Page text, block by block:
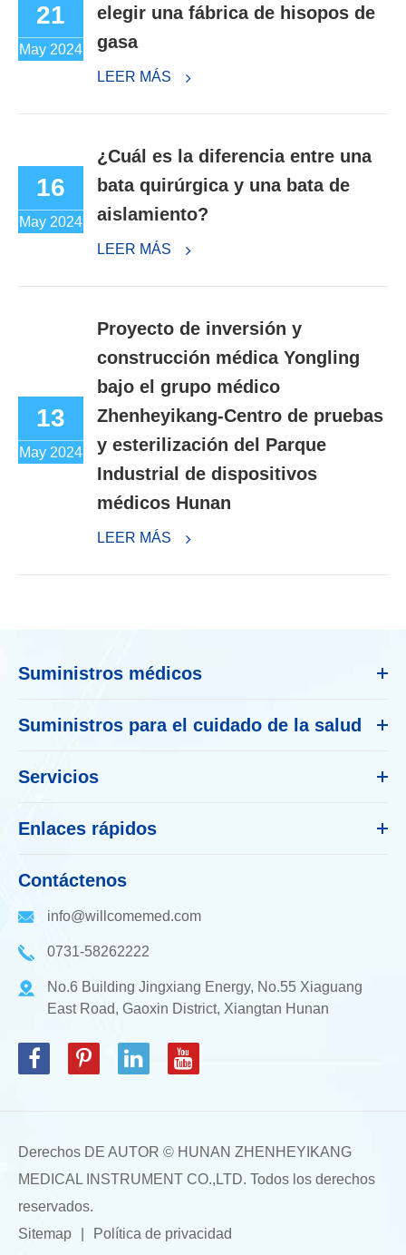
21
May 2024
elegir una fábrica de hisopos de
gasa
LEER MÁS
16
May 2024
¿Cuál es la diferencia entre una
bata quirúrgica y una bata de
aislamiento?
LEER MÁS
13
May 2024
Proyecto de inversión y
construcción médica Yongling
bajo el grupo médico
Zhenheyikang-Centro de pruebas
y esterilización del Parque
Industrial de dispositivos
médicos Hunan
LEER MÁS
Suministros médicos
Suministros para el cuidado de la salud
Servicios
Enlaces rápidos
Contáctenos
info@willcomemed.com
0731-58262222
No.6 Building Jingxiang Energy, No.55 Xiaguang
East Road, Gaoxin District, Xiangtan Hunan
Derechos DE AUTOR © HUNAN ZHENHEYIKANG
MEDICAL INSTRUMENT CO.,LTD. Todos los derechos
reservados.
Sitemap
Política de privacidad